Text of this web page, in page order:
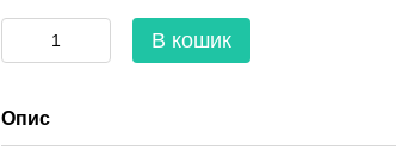
В кошик
Опис